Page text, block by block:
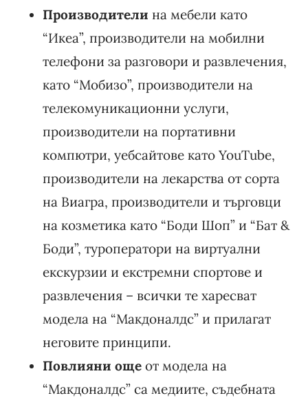
Производители на мебели като
“Икеа”, производители на мобилни
телефони за разговори и развлечения,
като “Мобизо”, производители на
телекомуникационни услуги,
производители на портативни
компютри, уебсайтове като YouTube,
производители на лекарства от сорта
на Виагра, производители и търговци
на козметика като “Боди Шоп” и “Бат &
Боди”, туроператори на виртуални
екскурзии и екстремни спортове и
развлечения – всички те харесват
модела на “Макдоналдс” и прилагат
неговите принципи.
Повлияни още от модела на
“Макдоналдс” са медиите, съдебната